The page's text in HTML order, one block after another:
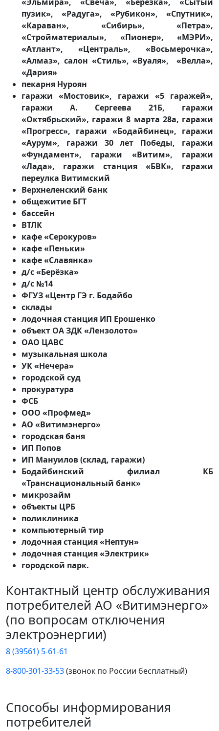
пузик», «Радуга», «Рубикон», «Спутник»,
«Караван», «Сибирь», «Петра»,
«Стройматериалы», «Пионер», «МЭРИ»,
«Атлант», «Централь», «Восьмерочка»,
«Алмаз», салон «Стиль», «Вуаля», «Велла»,
«Дария»
пекарня Нуроян
гаражи «Мостовик», гаражи «5 гаражей»,
гаражи А. Сергеева 21Б, гаражи
«Октябрьский», гаражи 8 марта 28а, гаражи
«Прогресс», гаражи «Бодайбинец», гаражи
«Аурум», гаражи 30 лет Победы, гаражи
«Фундамент», гаражи «Витим», гаражи
«Лада», гаражи станция «БВК», гаражи
переулка Витимский
Верхнеленский банк
общежитие БГТ
бассейн
ВТЛК
кафе «Серокуров»
кафе «Пеньки»
кафе «Славянка»
д/с «Берёзка»
д/с №14
ФГУЗ «Центр ГЭ г. Бодайбо
склады
лодочная станция ИП Ерошенко
объект ОА ЗДК «Лензолото»
ОАО ЦАВС
музыкальная школа
УК «Нечера»
городской суд
прокуратура
ФСБ
ООО «Профмед»
АО «Витимэнерго»
городская баня
ИП Попов
ИП Мануилов (склад, гаражи)
Бодайбинский филиал КБ
«Транснациональный банк»
микрозайм
объекты ЦРБ
поликлиника
компьютерный тир
лодочная станция «Нептун»
лодочная станция «Электрик»
городской парк.
Контактный центр обслуживания
потребителей АО «Витимэнерго»
(по вопросам отключения
электроэнергии)
8 (39561) 5-61-61
8-800-301-33-53(звонок по России бесплатный)
Способы информирования
потребителей